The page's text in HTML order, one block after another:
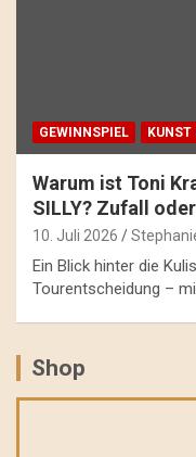
GEWINNSPIEL KUNST
Warum ist Toni
SILLY? Zufall
10. Juli 2026
Ein Blick hinter die
Tourentscheidung –
Shop